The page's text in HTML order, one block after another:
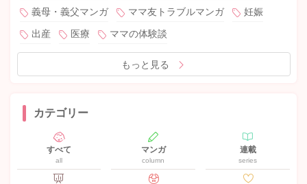
義母・義父マンガ
ママ友トラブルマンガ
妊娠
出産
医療 ママの体験談
もっと見る
カテゴリー
すべて
all
マンガ
column
連載
series